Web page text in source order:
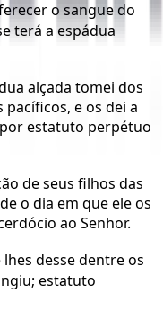
o sangue do
terá a espádua
alçada tomei dos
e os dei a
estatuto perpétuo
de seus filhos das
o dia em que ele os
ao Senhor.
desse dentre os
estatuto